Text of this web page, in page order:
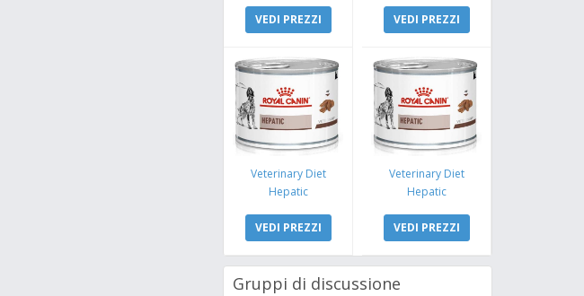
VEDI PREZZI
VEDI PREZZI
Veterinary Diet
Hepatic
VEDI PREZZI
Veterinary Diet
Hepatic
VEDI PREZZI
Gruppi di discussione